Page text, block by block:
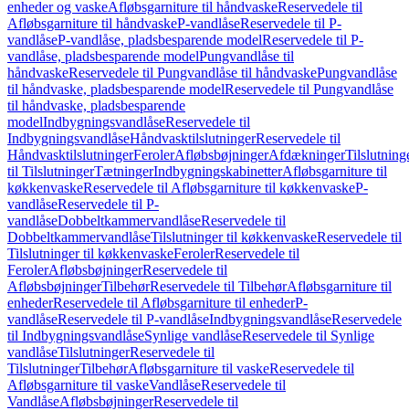
enheder og vaskeAfløbsgarniture til håndvaskeReservedele til
Afløbsgarniture til håndvaskeP-vandlåseReservedele til P-
vandlåseP-vandlåse, pladsbesparende modelReservedele til P-
vandlåse, pladsbesparende modelPungvandlåse til
håndvaskeReservedele til Pungvandlåse til håndvaskePungvandlåse
til håndvaske, pladsbesparende modelReservedele til Pungvandlåse
til håndvaske, pladsbesparende
modelIndbygningsvandlåseReservedele til
IndbygningsvandlåseHåndvasktilslutningerReservedele til
HåndvasktilslutningerFerolerAfløbsbøjningerAfdækninger
til TilslutningerTætningerIndbygningskabinetterAfløbsgarniture til
køkkenvaskeReservedele til Afløbsgarniture til køkkenvaskeP-
vandlåseReservedele til P-
vandlåseDobbeltkammervandlåseReservedele til
DobbeltkammervandlåseTilslutninger til køkkenvaskeReservedele til
Tilslutninger til køkkenvaskeFerolerReservedele til
FerolerAfløbsbøjningerReservedele til
AfløbsbøjningerTilbehørReservedele til TilbehørAfløbsgarniture til
enhederReservedele til Afløbsgarniture til enhederP-
vandlåseReservedele til P-vandlåseIndbygningsvandlåseReservedele
til IndbygningsvandlåseSynlige vandlåseReservedele til Synlige
vandlåseTilslutningerReservedele til
TilslutningerTilbehørAfløbsgarniture til vaskeReservedele til
Afløbsgarniture til vaskeVandlåseReservedele til
VandlåseAfløbsbøjningerReservedele til